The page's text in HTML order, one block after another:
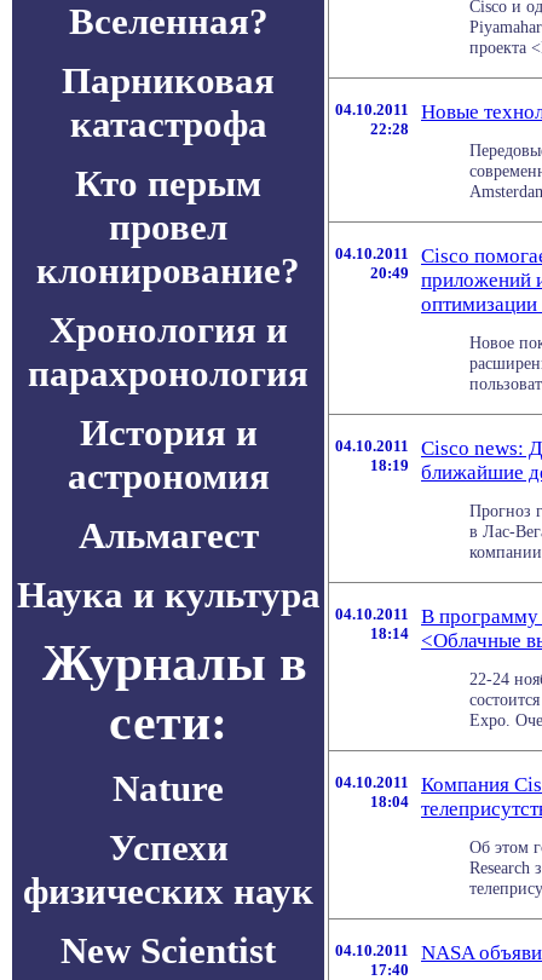
Вселенная?
Парниковая
катастрофа
Кто перым
провел
клонирование?
Хронология и
парахронология
История и
астрономия
Альмагест
Наука и культура
Журналы в
сети:
Nature
Успехи
физических наук
New Scientist
Cisco и
проекта
04.10.2011
22:28
Новые
04.10.2011
20:49
Cisco
приложений
оптимизации
Новое
04.10.2011
18:19
Cisco news:
ближайшие
Прогноз
в Лас-
04.10.2011
18:14
В программу
<Облачные
22-24
Expo.
04.10.2011
18:04
Компания
Об этом
Research
04.10.2011
17:40
NASA